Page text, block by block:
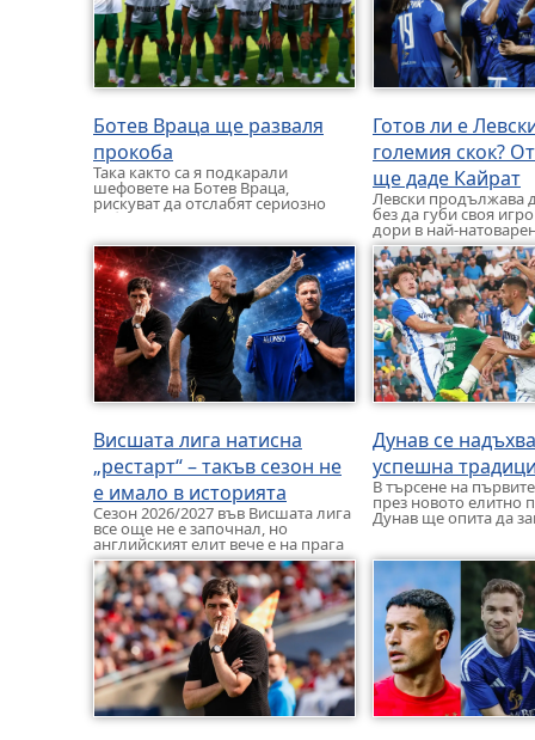
Ботев Враца ще разваля
прокоба
Така както са я подкарали
шефовете на Ботев Враца,
рискуват да отслабят сериозно
отбора и Ботев да запише
Готов ли е
големия скок?
ще даде Кайрат
Левски продължава
без да губи своя
дори в най-
от началото на
победиха […]
Висшата лига натисна
„рестарт“ – такъв сезон не
е имало в историята
Сезон 2026/2027 във Висшата лига
все още не е започнал, но
английският елит вече е на прага
на исторически рекорд. […]
Дунав се
успешна
В търсене на
през новото елитно
Дунав ще опита да
успешна традиция